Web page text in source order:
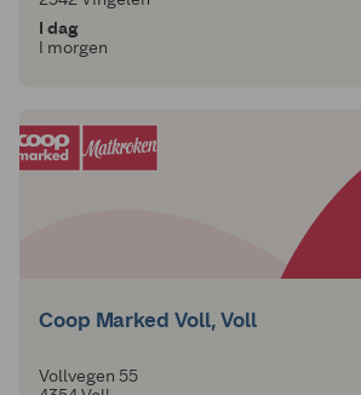
I dag
I morgen
Coop Marked Voll, Voll
Vollvegen 55